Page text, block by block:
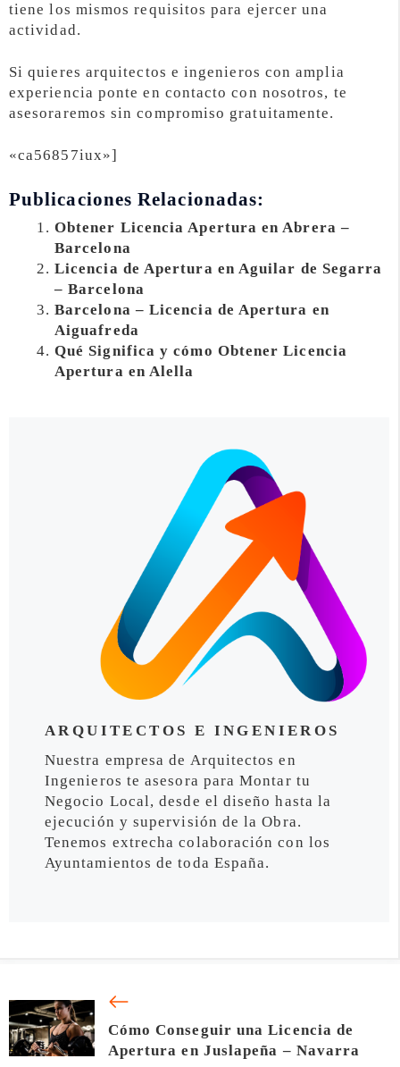
tiene los mismos requisitos para ejercer una
actividad.
Si quieres arquitectos e ingenieros con amplia
experiencia ponte en contacto con nosotros, te
asesoraremos sin compromiso gratuitamente.
«ca56857iux»]
Publicaciones Relacionadas:
Obtener Licencia Apertura en Abrera –
Barcelona
Licencia de Apertura en Aguilar de Segarra
– Barcelona
Barcelona – Licencia de Apertura en
Aiguafreda
Qué Significa y cómo Obtener Licencia
Apertura en Alella
ARQUITECTOS E INGENIEROS
Nuestra empresa de Arquitectos en
Ingenieros te asesora para Montar tu
Negocio Local, desde el diseño hasta la
ejecución y supervisión de la Obra.
Tenemos extrecha colaboración con los
Ayuntamientos de toda España.
Cómo Conseguir una Licencia de
Apertura en Juslapeña – Navarra